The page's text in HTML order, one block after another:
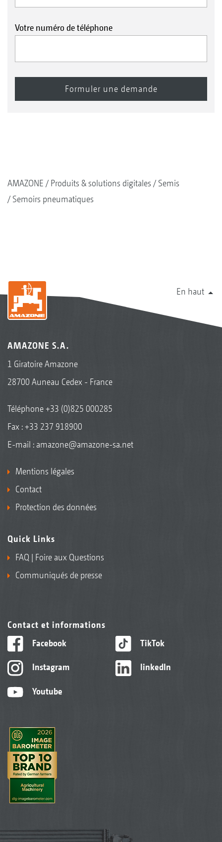
Votre numéro de téléphone
AMAZONE Produits & solutions digitales
Semis
Semoirs pneumatiques
En haut
AMAZONE S.A.
1 Giratoire Amazone
28700 Auneau Cedex - France
Téléphone+33 (0)825 000285
Fax : +33 237 918900
E-mail : amazone@amazone-sa.net
Mentions légales
Contact
Protection des données
Quick Links
FAQ | Foire aux Questions
Communiqués de presse
Contact et informations
Facebook
Instagram
Youtube
TikTok
linkedIn